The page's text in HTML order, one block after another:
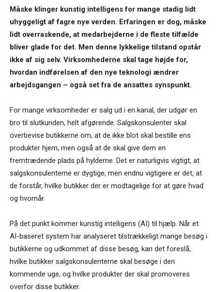
Måske klinger kunstig intelligens for mange stadig lidt
uhyggeligt af fagre nye verden. Erfaringen er dog, måske
lidt overraskende, at medarbejderne i de fleste tilfælde
bliver glade for det. Men denne lykkelige tilstand opstår
ikke af sig selv. Virksomhederne skal tage højde for,
hvordan indførelsen af den nye teknologi ændrer
arbejdsgangen – også set fra de ansattes synspunkt.
For mange virksomheder er salg ud i en kanal, der udgør en
bro til slutkunden, helt afgørende. Salgskonsulenter skal
overbevise butikkerne om, at de ikke blot skal bestille ens
produkter hjem, men også at de skal give dem en
fremtrædende plads på hylderne. Det er naturligvis vigtigt, at
salgskonsulenterne er dygtige, men endnu vigtigere er det, at
de forstår, hvilke butikker der er modtagelige for at gøre hvad
og hvornår.
På det punkt kommer kunstig intelligens (AI) til hjælp. Når et
AI-baseret system har analyseret tilstrækkeligt mange besøg i
butikkerne og udkommet af disse besøg, kan det foreslå,
hvilke butikker salgskonsulenterne skal besøge i den
kommende uge, og hvilke produkter der skal promoveres
overfor disse butikker.